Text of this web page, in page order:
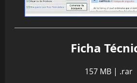
Ficha
157 MB | .rar